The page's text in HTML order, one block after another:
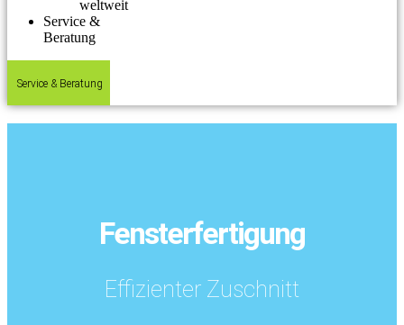
weltweit
Service &
Beratung
Service & Beratung
Fensterfertigung
Effizienter Zuschnitt